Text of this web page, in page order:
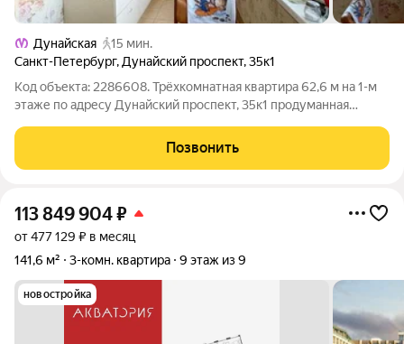
Дунайская
15 мин.
Санкт-Петербург, Дунайский проспект,35к1
Код объекта: 2286608. Трёхкомнатная квартира 62,6 м на 1-м
этаже по адресу Дунайский проспект, 35к1 продуманная
комната 17,3 м и две удобные спальни (12,1 и 10,1 м) дают
достаточно места для
Позвонить
113 849 904₽
от 477 129 ₽ в месяц
141,6 м²
3-комн. квартира 9 этаж из 9
новостройка